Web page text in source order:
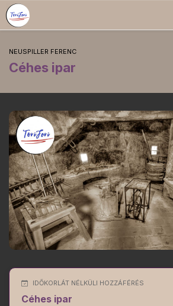
NEUSPILLER FERENC
Céhes ipar
IDŐKORLÁT NÉLKÜLI HOZZÁFÉRÉS
Céhes ipar